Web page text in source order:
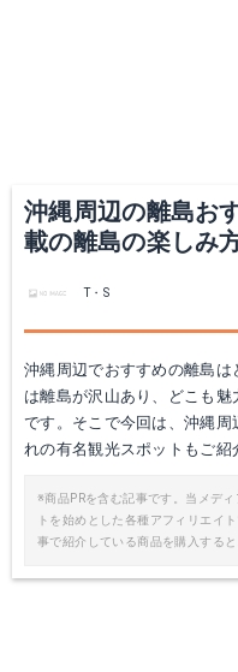
沖縄周辺の離島お
載の離島の楽しみ
T・S
沖縄周辺でおすすめの離島
は離島が沢山あり、どこも
です。そこで今回は、沖縄
れの有名観光スポットもご紹
※商品PRを含む記事です。当メデ
トを始めとした各種アフィリエイ
事で紹介している商品を購入する